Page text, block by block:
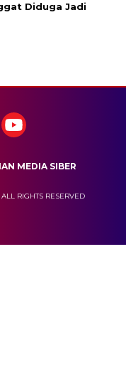
Diduga Jadi
MEDIA SIBER
RIGHTS RESERVED